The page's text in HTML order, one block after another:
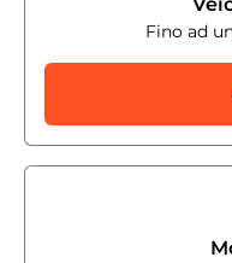
Fino ad